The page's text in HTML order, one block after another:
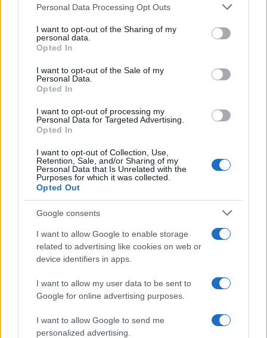
Please note that this website/app uses one or more Google
not limited to your visit or usage behaviour. You may click to
grant or deny consent to Google and its third-party tags to
use your data for below specified purposes in below Google
consent section.
Personal Data Processing Opt Outs
I want to opt-out of the Sharing of my
personal data.
Opted In
I want to opt-out of the Sale of my
Personal Data.
Opted In
I want to opt-out of processing my
Personal Data for Targeted Advertising.
Opted In
I want to opt-out of Collection, Use,
Retention, Sale, and/or Sharing of my
Personal Data that Is Unrelated with the
Purposes for which it was collected.
Opted Out
Google consents
I want to allow Google to enable storage
related to advertising like cookies on web or
device identifiers in apps.
I want to allow my user data to be sent to
Google for online advertising purposes.
I want to allow Google to send me
personalized advertising.
Cereghini: “Spero proprio che la sua
carriera non sia compromessa”
Il giornalista ha parlato delle condizioni di Marc Marquez.
Redazione Sport Magazine · 16 Nov 2021